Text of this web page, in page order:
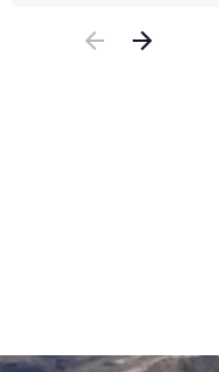
Previous